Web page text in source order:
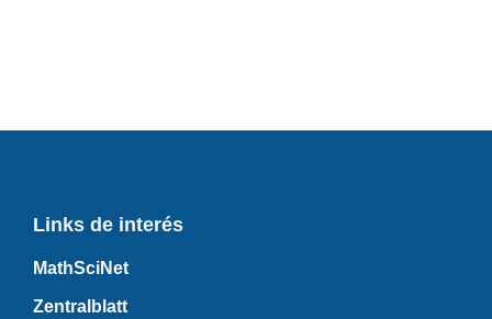
Links de interés
MathSciNet
Zentralblatt